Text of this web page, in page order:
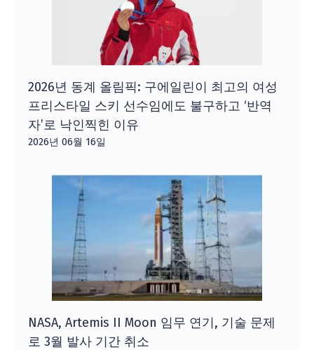
2026년 동계 올림픽: 구에일린이 최고의 여성
프리스타일 스키 선수임에도 불구하고 ‘반역
자’로 낙인찍힌 이유
2026년 06월 16일
NASA, Artemis II Moon 임무 연기, 기술 문제
로 3월 발사 기간 취소